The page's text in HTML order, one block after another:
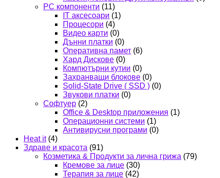
PC компоненти (11)
IT аксесоари (1)
Процесори (4)
Видео карти (0)
Дънни платки (0)
Оперативна памет (6)
Хард Дискове (0)
Компютърни кутии (0)
Захранващи блокове (0)
Solid-State Drive ( SSD ) (0)
Звукови платки (0)
Софтуер (2)
Office & Desktop приложения (1)
Операционни системи (1)
Антивирусни програми (0)
Heat it (4)
Здраве и красота (91)
Козметика & Продукти за лична грижа (79)
Кремове за лице (30)
Терапия за лице (42)